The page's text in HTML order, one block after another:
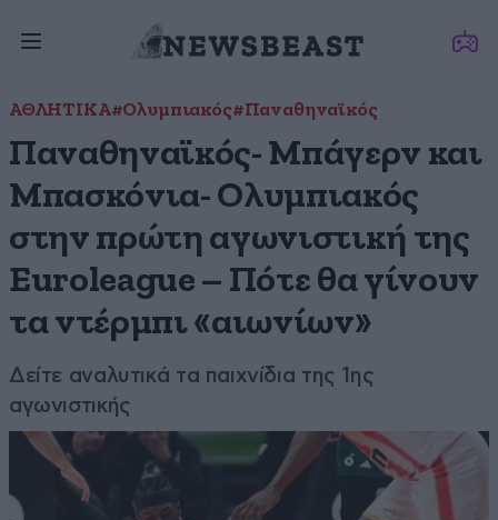
ΑΘΛΗΤΙΚΑ#Ολυμπιακός#Παναθηναϊκός
Παναθηναϊκός- Μπάγερν και
Μπασκόνια- Ολυμπιακός
στην πρώτη αγωνιστική της
Euroleague – Πότε θα γίνουν
τα ντέρμπι «αιωνίων»
Δείτε αναλυτικά τα παιχνίδια της 1ης
αγωνιστικής